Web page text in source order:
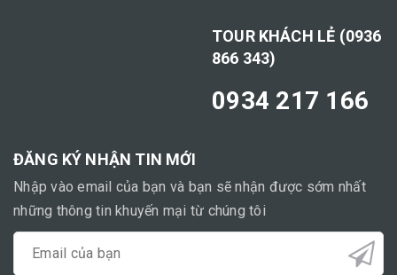
TOUR KHÁCH LẺ (0936
866 343)
0934 217 166
ĐĂNG KÝ NHẬN TIN MỚI
Nhập vào email của bạn và bạn sẽ nhận được sớm nhất
những thông tin khuyến mại từ chúng tôi